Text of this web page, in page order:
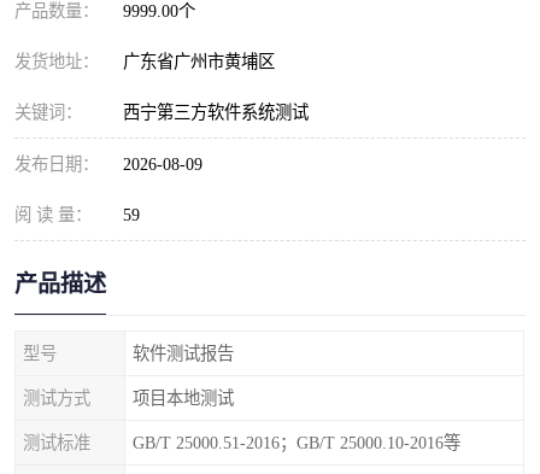
产品数量： 9999.00个
发货地址： 广东省广州市黄埔区
关键词： 西宁第三方软件系统测试
发布日期： 2026-08-09
阅 读 量： 59
产品描述
型号 软件测试报告
测试方式 项目本地测试
测试标准 GB/T 25000.51-2016；GB/T 25000.10-2016等